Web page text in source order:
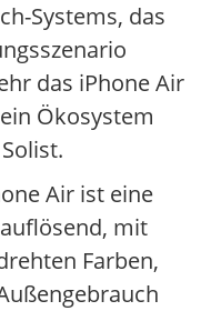
Systems, das
das iPhone Air
Ökosystem
Air ist eine
mit
Farben,